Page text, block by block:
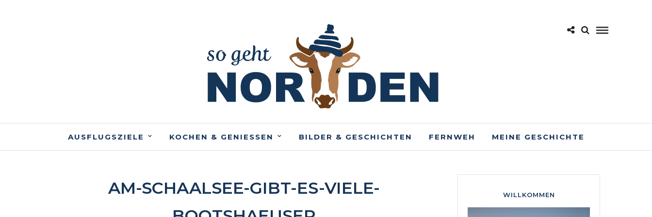
AUSFLUGSZIELE KOCHEN & GENIESSEN BILDER & GESCHICHTEN FERNWEH MEINE GESCHICHTE
AM-SCHAALSEE-GIBT-ES-VIELE-
WILLKOMMEN